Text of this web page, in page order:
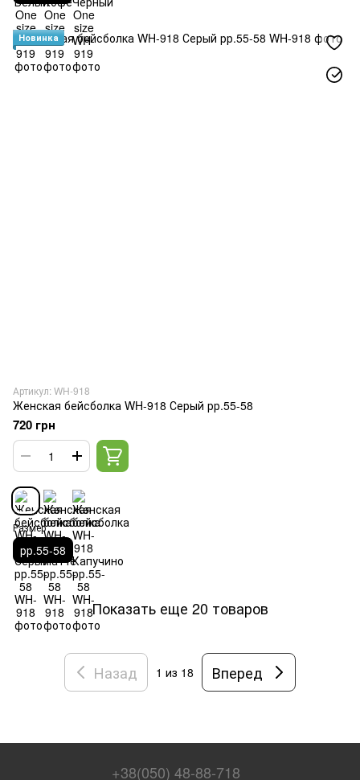
Новинка
Артикул: WH-918
Женская бейсболка WH-918 Серый рр.55-58
720 грн
Размер
рр.55-58
Показать еще 20 товаров
Назад 1 из 18 Вперед
+38(050) 48-88-718